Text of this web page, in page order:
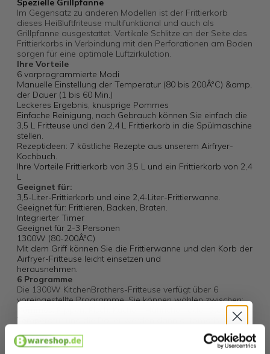
Spezielle Grillpfanne
Im Gegensatz zu anderen Modellen ist der Frittierkorb
dieses Heißluftfriteuse multifunktional und auch als
Grillpfanne ausgestattet. Vertikale Schlitze an der Seite des
Frittierkorbs in Verbindung mit den Perforationen am Boden
sorgen für eine optimale Luftzirkulation.
Ihre Vorteile
6 vorprogrammierte Modi
Manuelle Einstellung der Temperatur (80 bis 200Â°C) &amp,
der Dauer (1 bis 60 Min.)
Leckeres Ergebnis, knusprige Pommes
Einfache Reinigung, nach Gebrauch können Sie einfach die
3,5 L Fritteuse und den 2,4 L Frittierkorb in die Spülmaschine
stellen.
Rezeptideen: 7 köstliche Rezepte aus unserem Airfryer-
Kochbuch.
Ihre Vorteile Frittierkorb von 3,5 L und ein Frittierkorb von 2,4
L
Geeignet für:
3,5-Liter-Frittierkorb und eine 2,4-Liter-Frittierwanne.
Geeignet für: Frittieren, Backen, Braten.
Integrierter Timer
Geeignet für 2-3 Personen
1300W (80-200Â°C)
Mit dem Griff können Sie die Frittierwanne und den Korb der
Airfryer-Fritteuse leicht einsetzen und
herausnehmen.
6 Programme
Die 1300W KitchenBrothers-Fritteuse verfügt über 6
voreingestellte Programme. Sie können wählen zwischen:
Pommes, Rippen, Fisch, Kuchen, Hähnchen oder Steak. Die
Temperatur und die Dauer werden dann automatisch
eingestellt. Natürlich können Sie auch die Dauer und die
Temperatur selbst über das LED-Touchscreen einstellen.
Stellen Sie den Timer von 1 bis 60 Minuten ein. Wenn der